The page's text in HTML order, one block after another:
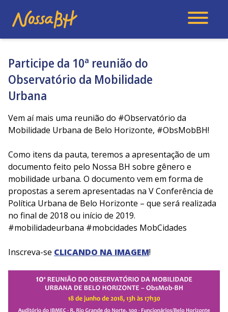
Participe da 10ª reunião do
Observatório da Mobilidade
Urbana
Vem aí mais uma reunião do #Observatório da
Mobilidade Urbana de Belo Horizonte, #ObsMobBH!
Como itens da pauta, teremos a apresentação de um
documento feito pelo Nossa BH sobre gênero e
mobilidade urbana. O documento vem em forma de
propostas a serem apresentadas na V Conferência de
Política Urbana de Belo Horizonte – que será realizada
no final de 2018 ou início de 2019.
#mobilidadeurbana #mobcidades MobCidades
Inscreva-se CLICANDO NA IMAGEM!